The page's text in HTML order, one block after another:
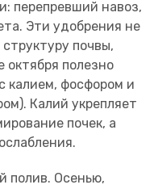
перепревший навоз,
Эти удобрения не
почвы,
октября полезно
калием, фосфором и
Калий укрепляет
почек, а
полив. Осенью,